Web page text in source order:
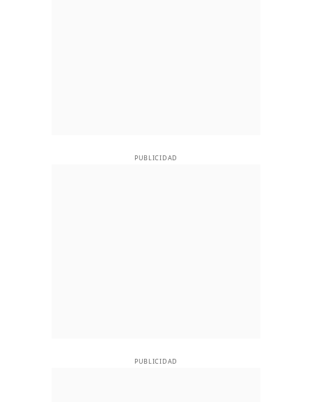
PUBLICIDAD
PUBLICIDAD